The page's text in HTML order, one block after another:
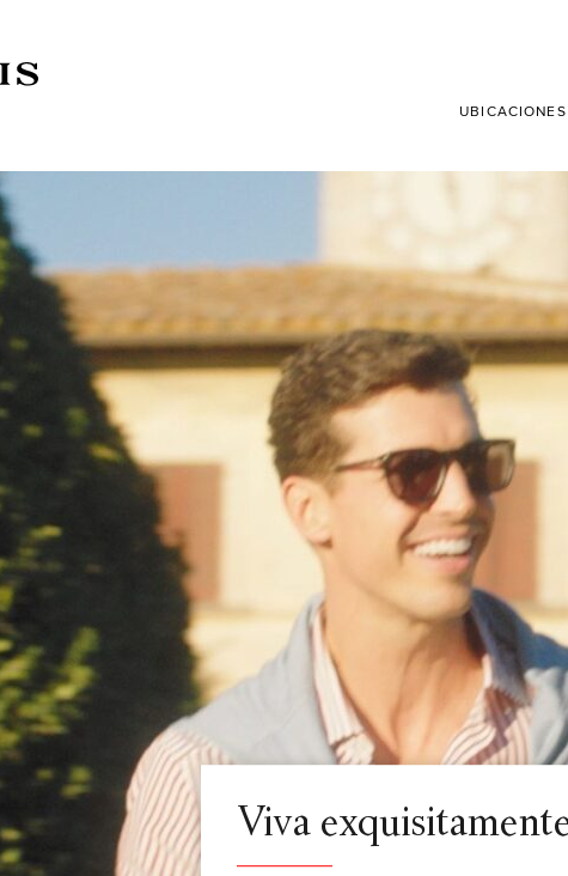
UBICACIONES
Viva